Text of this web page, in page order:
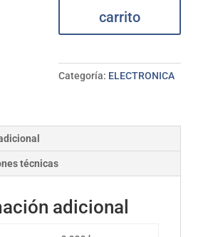
416
carrito
Categoría: ELECTRONICA
técnicas
adicional